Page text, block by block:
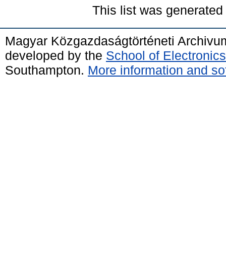
This list was
Magyar Közgazdaságtörténeti
developed by the School of
Southampton. More information and